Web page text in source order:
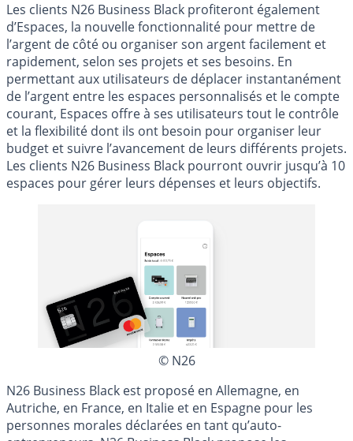
Les clients N26 Business Black profiteront également
d’Espaces, la nouvelle fonctionnalité pour mettre de
l’argent de côté ou organiser son argent facilement et
rapidement, selon ses projets et ses besoins. En
permettant aux utilisateurs de déplacer instantanément
de l’argent entre les espaces personnalisés et le compte
courant, Espaces offre à ses utilisateurs tout le contrôle
et la flexibilité dont ils ont besoin pour organiser leur
budget et suivre l’avancement de leurs différents projets.
Les clients N26 Business Black pourront ouvrir jusqu’à 10
espaces pour gérer leurs dépenses et leurs objectifs.
© N26
N26 Business Black est proposé en Allemagne, en
Autriche, en France, en Italie et en Espagne pour les
personnes morales déclarées en tant qu’auto-